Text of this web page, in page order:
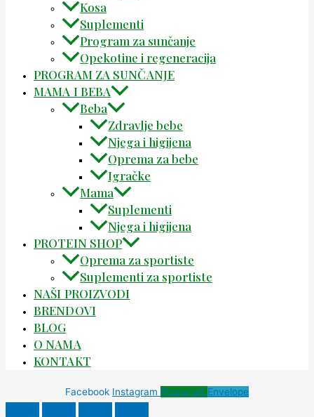
Kosa
Suplementi
Program za sunčanje
Opekotine i regeneracija
PROGRAM ZA SUNČANJE
MAMA I BEBA
Beba
Zdravlje bebe
Njega i higijena
Oprema za bebe
Igračke
Mama
Suplementi
Njega i higijena
PROTEIN SHOP
Oprema za sportiste
Suplementi za sportiste
NAŠI PROIZVODI
BRENDOVI
BLOG
O NAMA
KONTAKT
Facebook Instagram Phone-alt Envelope